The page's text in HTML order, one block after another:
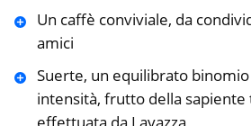
Un caffè conviviale, da
amici
Suerte, un equilibrato
intensità, frutto della
effettuata da Lavazza